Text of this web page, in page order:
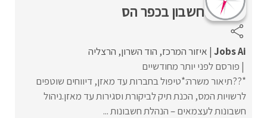
חשבון בכפר הס
Jobs Ai איזור המרכז הוד השרון הרצליה
פורסם לפני יותר מחודשיים
*??תיאור משרה:*טיפול בחברות עד מאזן, דיווחים שוטפים
לרשויות המס, הכנת תיק לביקורת וסגירות עד מאזן.ניהול
חשבונות לעצמאים – הנהלת חשבונות ...